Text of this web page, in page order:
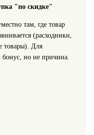
"по скидке"
там, где товар
(расходники,
товары). Для
но не причина.